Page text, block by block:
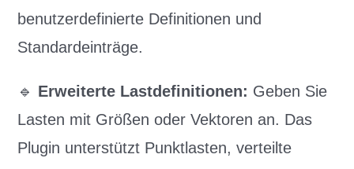
benutzerdefinierte Definitionen und
Standardeinträge.
🔹 Erweiterte Lastdefinitionen: Geben Sie
Lasten mit Größen oder Vektoren an. Das
Plugin unterstützt Punktlasten, verteilte